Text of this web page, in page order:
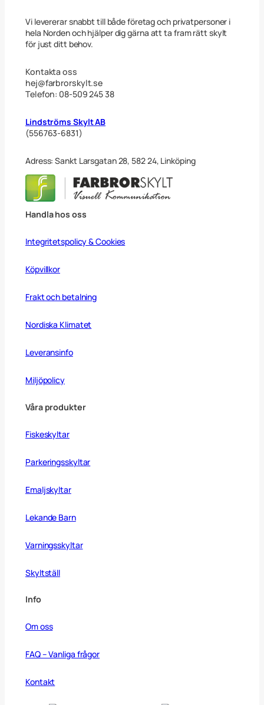
Vi levererar snabbt till både företag och privatpersoner i
hela Norden och hjälper dig gärna att ta fram rätt skylt
för just ditt behov.
Kontakta oss
hej@farbrorskylt.se
Telefon: 08-509 245 38
Lindströms Skylt AB
(556763-6831)
Adress: Sankt Larsgatan 28, 582 24, Linköping
Handla hos oss
Integritetspolicy & Cookies
Köpvillkor
Frakt och betalning
Nordiska Klimatet
Leveransinfo
Miljöpolicy
Våra produkter
Fiskeskyltar
Parkeringsskyltar
Emaljskyltar
Lekande Barn
Varningsskyltar
Skyltställ
Info
Om oss
FAQ – Vanliga frågor
Kontakt